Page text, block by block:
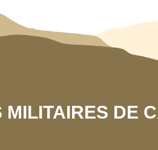
MILITAIRES DE